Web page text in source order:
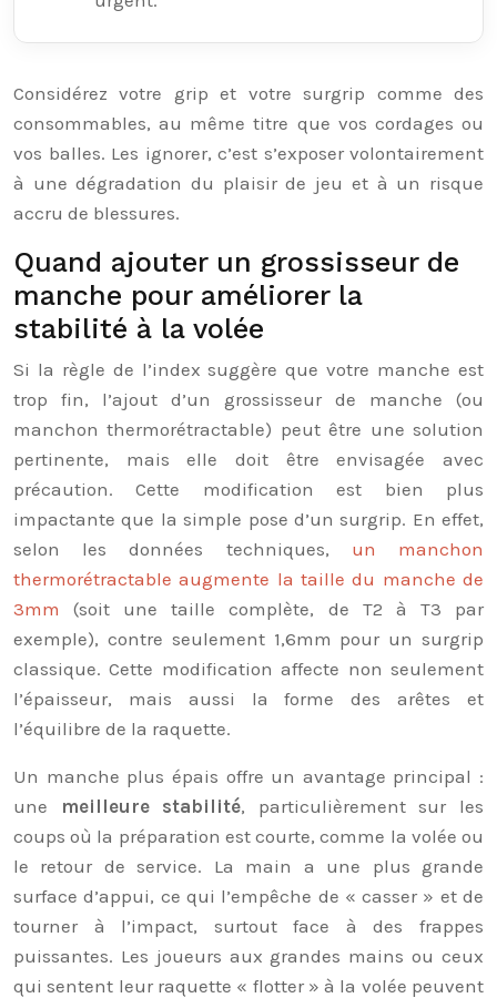
Considérez votre grip et votre surgrip comme des
consommables, au même titre que vos cordages ou
vos balles. Les ignorer, c’est s’exposer volontairement
à une dégradation du plaisir de jeu et à un risque
accru de blessures.
Quand ajouter un grossisseur de
manche pour améliorer la
stabilité à la volée
Si la règle de l’index suggère que votre manche est
trop fin, l’ajout d’un grossisseur de manche (ou
manchon thermorétractable) peut être une solution
pertinente, mais elle doit être envisagée avec
précaution. Cette modification est bien plus
impactante que la simple pose d’un surgrip. En effet,
selon les données techniques, un manchon
thermorétractable augmente la taille du manche de
3mm (soit une taille complète, de T2 à T3 par
exemple), contre seulement 1,6mm pour un surgrip
classique. Cette modification affecte non seulement
l’épaisseur, mais aussi la forme des arêtes et
l’équilibre de la raquette.
Un manche plus épais offre un avantage principal :
une
meilleure stabilité, particulièrement sur les
coups où la préparation est courte, comme la volée ou
le retour de service. La main a une plus grande
surface d’appui, ce qui l’empêche de « casser » et de
tourner à l’impact, surtout face à des frappes
puissantes. Les joueurs aux grandes mains ou ceux
qui sentent leur raquette « flotter » à la volée peuvent